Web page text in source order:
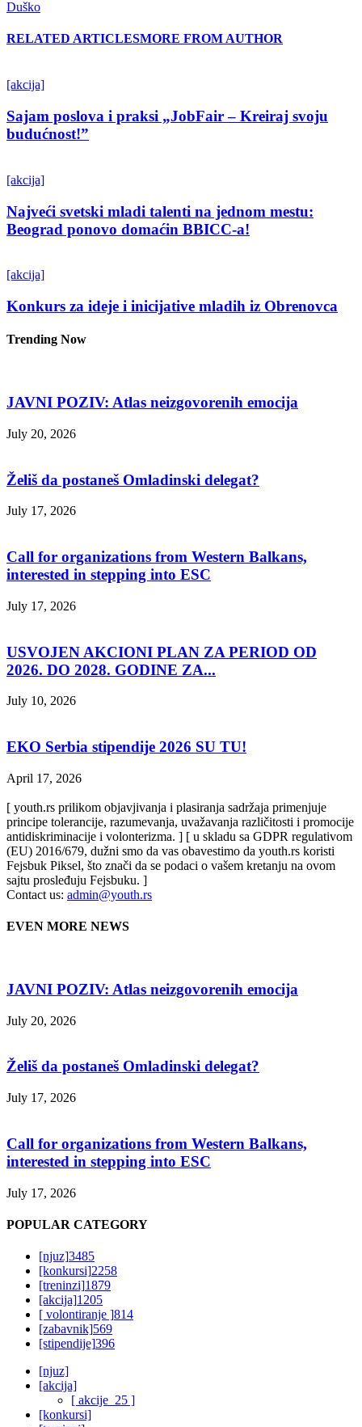
Duško
RELATED ARTICLESMORE FROM AUTHOR
[akcija]
Sajam poslova i praksi „JobFair – Kreiraj svoju
budućnost!”
[akcija]
Najveći svetski mladi talenti na jednom mestu:
Beograd ponovo domaćin BBICC-a!
[akcija]
Konkurs za ideje i inicijative mladih iz Obrenovca
Trending Now
JAVNI POZIV: Atlas neizgovorenih emocija
July 20, 2026
Želiš da postaneš Omladinski delegat?
July 17, 2026
Call for organizations from Western Balkans,
interested in stepping into ESC
July 17, 2026
USVOJEN AKCIONI PLAN ZA PERIOD OD
2026. DO 2028. GODINE ZA...
July 10, 2026
EKO Serbia stipendije 2026 SU TU!
April 17, 2026
[ youth.rs prilikom objavjivanja i plasiranja sadržaja primenjuje
principe tolerancije, razumevanja, uvažavanja različitosti i promocije
antidiskriminacije i volonterizma. ] [ u skladu sa GDPR regulativom
(EU) 2016/679, dužni smo da vas obavestimo da youth.rs koristi
Fejsbuk Piksel, što znači da se podaci o vašem kretanju na ovom
sajtu prosleđuju Fejsbuku. ]
Contact us: admin@youth.rs
EVEN MORE NEWS
JAVNI POZIV: Atlas neizgovorenih emocija
July 20, 2026
Želiš da postaneš Omladinski delegat?
July 17, 2026
Call for organizations from Western Balkans,
interested in stepping into ESC
July 17, 2026
POPULAR CATEGORY
[njuz]3485
[konkursi]2258
[treninzi]1879
[akcija]1205
[ volontiranje ]814
[zabavnik]569
[stipendije]396
[njuz]
[akcija]
[ akcije_25 ]
[konkursi]